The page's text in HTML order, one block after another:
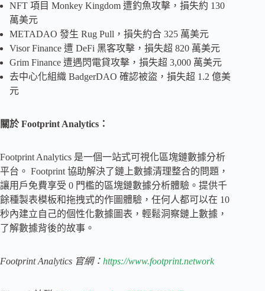
NFT 項目 Monkey Kingdom 遭釣魚攻擊，損失約 130
萬美元
METADAO 發生 Rug Pull，損失約合 325 萬美元
Visor Finance 遭 DeFi 黑客攻擊，損失超 820 萬美元
Grim Finance 遭遇閃電貸攻擊，損失超 3,000 萬美元
去中心化組織 BadgerDAO 確認被盜，損失超 1.2 億美
元
關於 Footprint Analytics：
Footprint Analytics 是一個一站式可視化區塊鏈數據分析
平台。 Footprint 協助解決了鏈上數據清理整合的問題，
讓用戶免費享受 0 門檻的區塊鏈數據分析體驗。提供千
餘種製表模板和拖拽式的作圖體驗，任何人都可以在 10
秒內建立自己的個性化數據圖表，輕鬆洞察鏈上數據，
了解數據背後的故事。
Footprint Analytics 官網： https://www.footprint.network